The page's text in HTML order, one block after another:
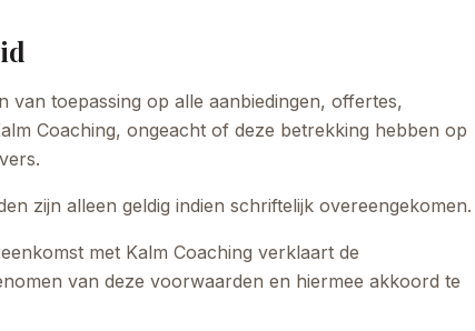
van toepassing op alle aanbiedingen, offertes,
Coaching, ongeacht of deze betrekking hebben op
zijn alleen geldig indien schriftelijk overeengekomen.
met Kalm Coaching verklaart de
van deze voorwaarden en hiermee akkoord te